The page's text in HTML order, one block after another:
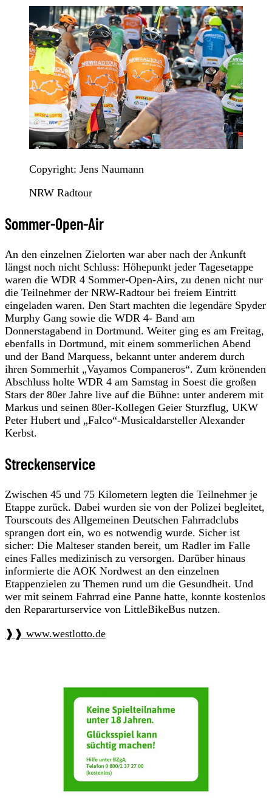
Copyright: Jens Naumann
NRW Radtour
Sommer-Open-Air
An den einzelnen Zielorten war aber nach der Ankunft
längst noch nicht Schluss: Höhepunkt jeder Tagesetappe
waren die WDR 4 Sommer-Open-Airs, zu denen nicht nur
die Teilnehmer der NRW-Radtour bei freiem Eintritt
eingeladen waren. Den Start machten die legendäre Spyder
Murphy Gang sowie die WDR 4- Band am
Donnerstagabend in Dortmund. Weiter ging es am Freitag,
ebenfalls in Dortmund, mit einem sommerlichen Abend
und der Band Marquess, bekannt unter anderem durch
ihren Sommerhit „Vayamos Companeros“. Zum krönenden
Abschluss holte WDR 4 am Samstag in Soest die großen
Stars der 80er Jahre live auf die Bühne: unter anderem mit
Markus und seinen 80er-Kollegen Geier Sturzflug, UKW
Peter Hubert und „Falco“-Musicaldarsteller Alexander
Kerbst.
Streckenservice
Zwischen 45 und 75 Kilometern legten die Teilnehmer je
Etappe zurück. Dabei wurden sie von der Polizei begleitet,
Tourscouts des Allgemeinen Deutschen Fahrradclubs
sprangen dort ein, wo es notwendig wurde. Sicher ist
sicher: Die Malteser standen bereit, um Radler im Falle
eines Falles medizinisch zu versorgen. Darüber hinaus
informierte die AOK Nordwest an den einzelnen
Etappenzielen zu Themen rund um die Gesundheit. Und
wer mit seinem Fahrrad eine Panne hatte, konnte kostenlos
den Repararturservice von LittleBikeBus nutzen.
❱❱ www.westlotto.de